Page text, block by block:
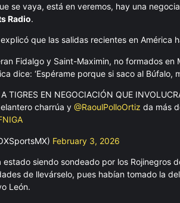
se vaya, está en veremos, hay una
Radio.
explicó que las salidas recientes en América
Fidalgo y Saint-Maximin, no formados
dice: ‘Espérame porque si saco al
A TIGRES EN NEGOCIACIÓN QUE
charrúa y @RaoulPolloOrtiz da más
February 3, 2026
siendo sondeado por los Rojinegros
de llevárselo, pues habían tomado la
León.